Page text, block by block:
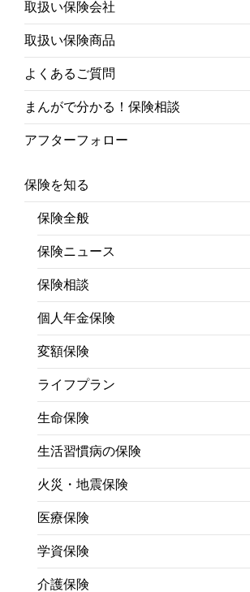
取扱い保険会社
取扱い保険商品
よくあるご質問
まんがで分かる！保険相談
アフターフォロー
保険を知る
保険全般
保険ニュース
保険相談
個人年金保険
変額保険
ライフプラン
生命保険
生活習慣病の保険
火災・地震保険
医療保険
学資保険
介護保険